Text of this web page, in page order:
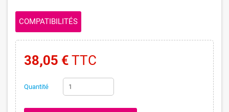
COMPATIBILITÉS
38,05 € TTC
Quantité